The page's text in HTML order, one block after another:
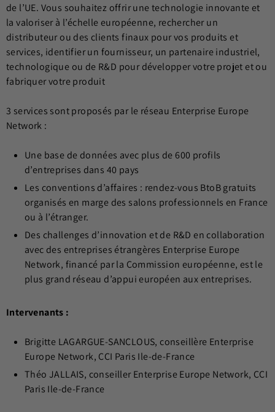
de l’UE. Vous souhaitez offrir une technologie innovante et
la valoriser à l’échelle européenne, rechercher un
distributeur ou des clients finaux pour vos produits et
services, identifier un fournisseur, un partenaire industriel,
technologique ou de R&D pour développer votre projet et ou
fabriquer votre produit
3 services sont proposés par le réseau Enterprise Europe
Network :
Une base de données avec plus de 600 profils
d’entreprises dans 40 pays
Les conventions d’affaires : rendez-vous BtoB gratuits
organisés en marge des salons professionnels en France
ou à l’étranger.
Des challenges d’innovation et de R&D en collaboration
avec des entreprises étrangères Enterprise Europe
Network, financé par la Commission européenne, est le
plus grand réseau d’appui européen aux entreprises.
Intervenants :
Brigitte LAGARGUE-SANCLOUS, conseillère Enterprise
Europe Network, CCI Paris Ile-de-France
Théo JALLAIS, conseiller Enterprise Europe Network, CCI
Paris Ile-de-France